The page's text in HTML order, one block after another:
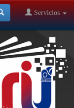
Servicios